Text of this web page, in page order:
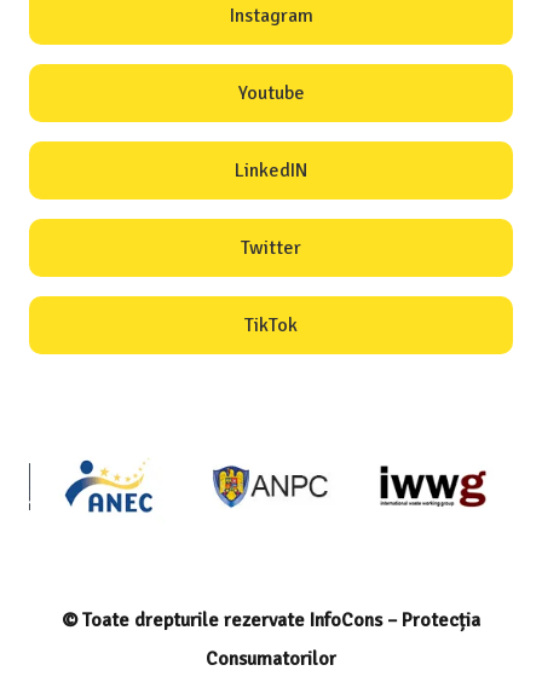
Instagram
Youtube
LinkedIN
Twitter
TikTok
© Toate drepturile rezervate InfoCons – Protecția
Consumatorilor